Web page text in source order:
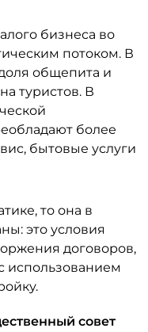
бизнеса во
потоком. В
общепита и
туристов. В
более
бытовые услуги
то она в
это условия
договоров,
использованием
совет